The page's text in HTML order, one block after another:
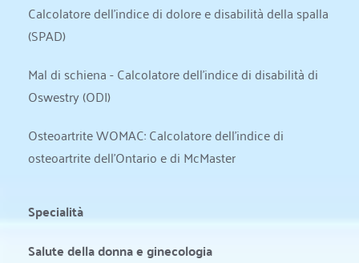
Calcolatore dell'indice di dolore e disabilità della spalla
(SPAD)
Mal di schiena - Calcolatore dell'indice di disabilità di
Oswestry (ODI)
Osteoartrite WOMAC: Calcolatore dell'indice di
osteoartrite dell'Ontario e di McMaster
Specialità
Salute della donna e ginecologia